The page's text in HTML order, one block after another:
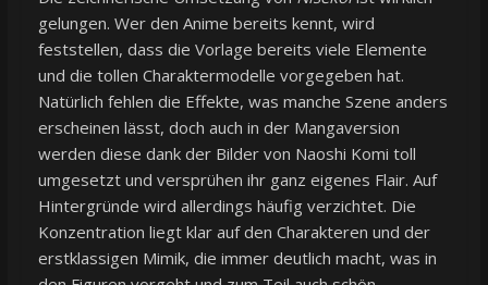
gelungen. Wer den Anime bereits kennt, wird
feststellen, dass die Vorlage bereits viele Elemente
und die tollen Charaktermodelle vorgegeben hat.
Natürlich fehlen die Effekte, was manche Szene anders
erscheinen lässt, doch auch in der Mangaversion
werden diese dank der Bilder von Naoshi Komi toll
umgesetzt und versprühen ihr ganz eigenes Flair. Auf
Hintergründe wird allerdings häufig verzichtet. Die
Konzentration liegt klar auf den Charakteren und der
erstklassigen Mimik, die immer deutlich macht, was in